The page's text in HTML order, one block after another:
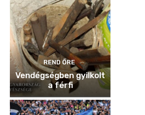
REND ŐRE
Vendégségben gyilkolt
a férfi